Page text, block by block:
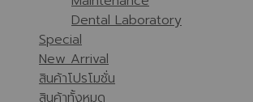
Dental Laboratory
Special
New Arrival
สินค้าโปรโมชั่น
สินค้าทั้งหมด